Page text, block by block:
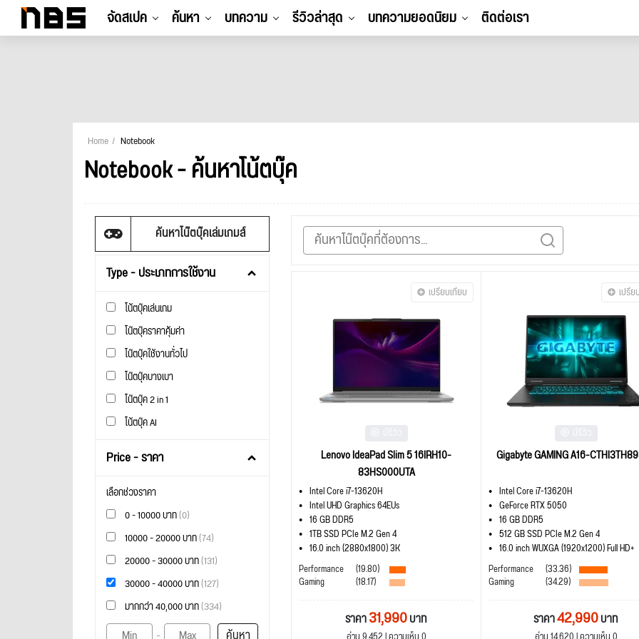
จัดสเปค ค้นหา บทความ รีวิวล่าสุด บทความยอดนิยม ติดต่อเรา
Home Notebook
Notebook - ค้นหาโน้ตบุ๊ค
ค้นหาโน๊ตบุ๊คเล่มเกมส์
Type - ประเภทการใช้งาน
โน้ตบุ๊คเล่นเกม
โน๊ตบุ๊คราคาคุ้มค่า
โน๊ตบุ๊คใช้งานทั่วไป
โน๊ตบุ๊คบางเบา
โน๊ตบุ๊ค 2 in 1
โน้ตบุ๊ค AI
Price - ราคา
เลือกช่วงราคา
0 - 10000 บาท(0)
10000 - 20000 บาท(74)
20000 - 30000 บาท(131)
30000 - 40000 บาท(127)
มากกว่า 40,000 บาท(334)
เปรียบเทียบ
Lenovo IdeaPad Slim 5 16IRH10-
83HS000UTA
Intel Core i7-13620H
Intel UHD Graphics 64EUs
16 GB DDR5
1TB SSD PCIe M.2 Gen 4
16.0 inch (2880x1800) 3K
Performance
(19.80)
Gaming (18.17)
ราคา31,990บาท
เปรี
Gigabyte GAMING A16-
Intel Core i7-13620H
GeForce RTX 5050
16 GB DDR5
512 GB SSD PCIe M.2 Gen 4
16.0 inch WUXGA (1920x1200) Full HD+
Performance
(33.36)
Gaming (34.29)
ราคา42,990บาท